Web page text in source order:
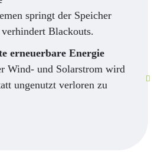
springt der Speicher
Blackouts.
erneuerbare Energie
Wind- und Solarstrom wird
ungenutzt verloren zu